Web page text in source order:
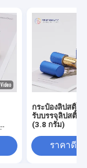
กระป๋องลิปสติ๊กว่
รับบรรจุลิปสติ๊ก
(3.8 กรัม)
ราคาดีที่